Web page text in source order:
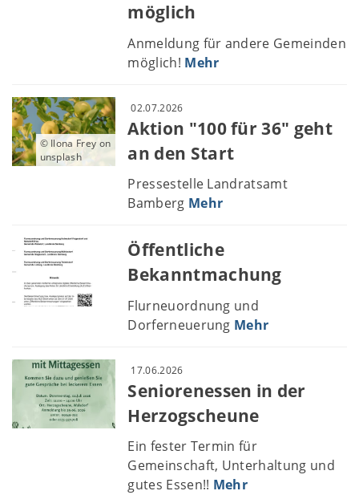
möglich
Anmeldung für andere Gemeinden
möglich! Mehr
© Ilona Frey on
unsplash
02.07.2026
Aktion "100 für 36" geht
an den Start
Pressestelle Landratsamt
Bamberg Mehr
Öffentliche
Bekanntmachung
Flurneuordnung und
Dorferneuerung Mehr
17.06.2026
Seniorenessen in der
Herzogscheune
Ein fester Termin für
Gemeinschaft, Unterhaltung und
gutes Essen!! Mehr